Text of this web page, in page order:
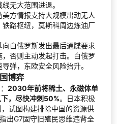
无大范围进退。
美方情报支持大规模出动无人
路枢纽，莫斯科周边炼油厂
向白俄罗斯发出最后通牒要求
否则主动发起打击。白俄罗
弹，东欧安全风险抬升。
博弈
2030年前将稀土、永磁体单
，尽快冲刺50%。日本积极
试图构建排除中国的资源供
出G7固守旧殖民思维违背全